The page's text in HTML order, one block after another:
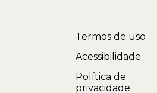
Termos de uso
Acessibilidade
Política de
privacidade